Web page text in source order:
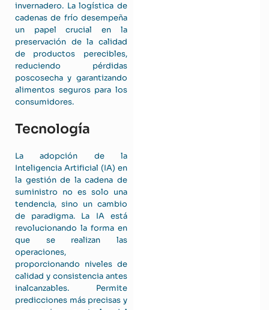
invernadero. La logística de
cadenas de frío desempeña
un papel crucial en la
preservación de la calidad
de productos perecibles,
reduciendo pérdidas
poscosecha y garantizando
alimentos seguros para los
consumidores.
Tecnología
La adopción de la
Inteligencia Artificial (IA) en
la gestión de la cadena de
suministro no es solo una
tendencia, sino un cambio
de paradigma. La IA está
revolucionando la forma en
que se realizan las
operaciones,
proporcionando niveles de
calidad y consistencia antes
inalcanzables. Permite
predicciones más precisas y